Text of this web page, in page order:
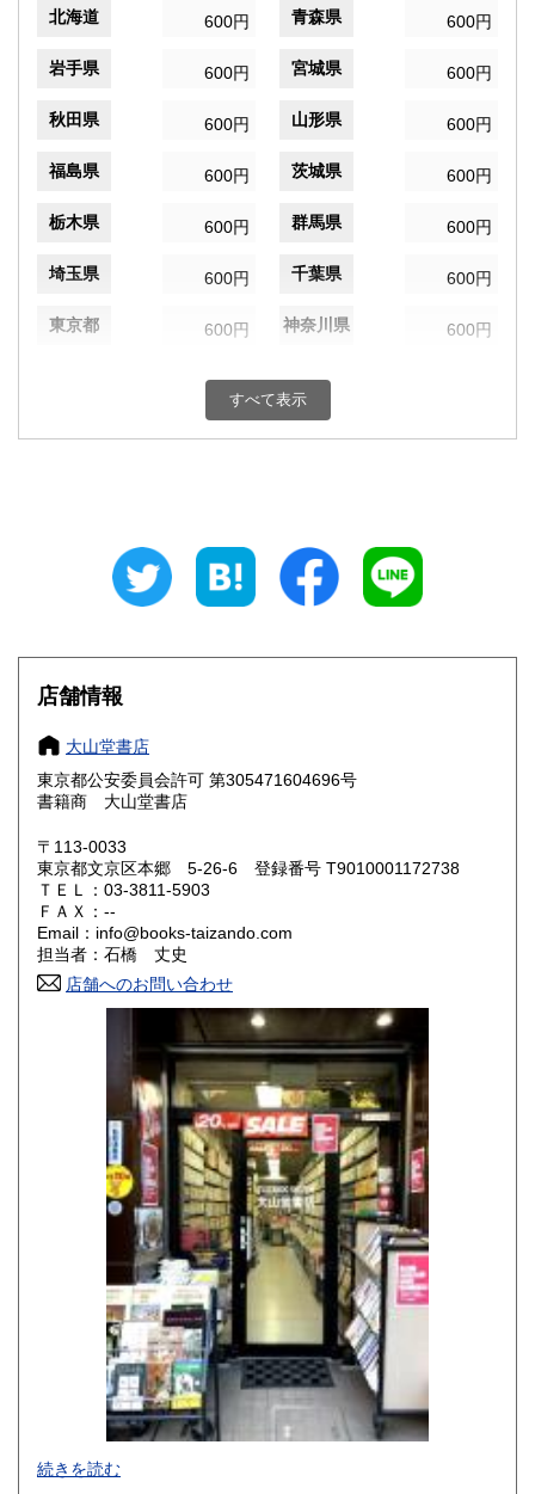
北海道 600円 青森県 600円
岩手県 600円 宮城県 600円
秋田県 600円 山形県 600円
福島県 600円 茨城県 600円
栃木県 600円 群馬県 600円
埼玉県 600円 千葉県 600円
東京都 600円 神奈川県 600円
600円 富山県
600円 三重県
大阪府
奈良県
鳥取県 600円 島根県
岡山県
山口県 600円
香川県
高知県 600円
600円 長崎県
600円 大分県
600円 鹿児島県
600円
すべて表示
店舗情報
大山堂書店
東京都公安委員会許可 第305471604696号
書籍商 大山堂書店
〒113-0033
東京都文京区本郷 5-26-6 登録番号 T9010001172738
ＴＥＬ：03-3811-5903
ＦＡＸ：--
Email：info@books-taizando.com
担当者：石橋 丈史
店舗へのお問い合わせ
続きを読む